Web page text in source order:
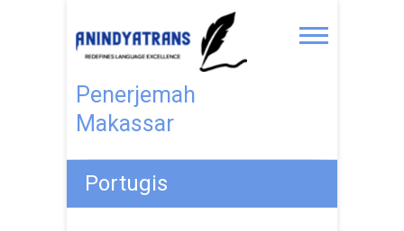
Penerjemah
Makassar
Portugis